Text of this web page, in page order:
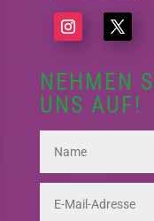
NEHMEN
UNS AUF!